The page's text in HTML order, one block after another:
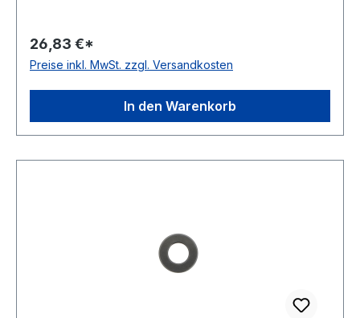
26,83 €*
Preise inkl. MwSt. zzgl. Versandkosten
In den Warenkorb